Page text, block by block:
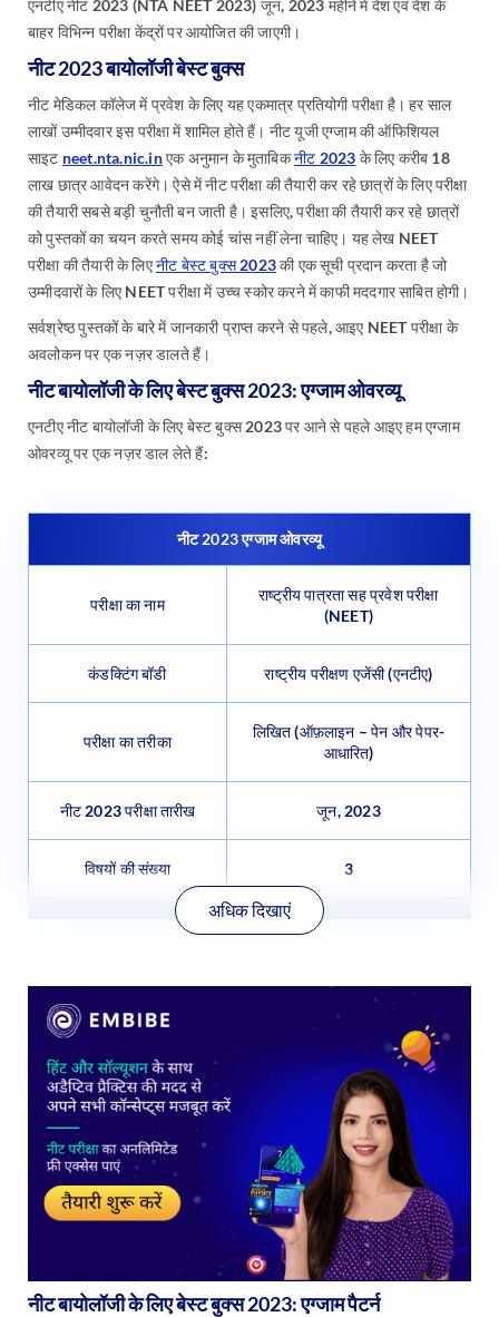
एनटीए नीट 2023 (NTA NEET 2023) जून, 2023 महीने में देश एवं देश के
बाहर विभिन्न परीक्षा केंद्रों पर आयोजित की जाएगी।
नीट 2023 बायोलॉजी बेस्ट बुक्स
नीट मेडिकल कॉलेज में प्रवेश के लिए यह एकमात्र प्रतियोगी परीक्षा है। हर साल
लाखों उम्मीदवार इस परीक्षा में शामिल होते हैं। नीट यूजी एग्जाम की ऑफिशियल
साइट neet.nta.nic.inएक अनुमान के मुताबिकनीट 2023 के लिए करीब 18
लाख छात्र आवेदन करेंगे। ऐसे में नीट परीक्षा की तैयारी कर रहे छात्रों के लिए परीक्षा
की तैयारी सबसे बड़ी चुनौती बन जाती है। इसलिए, परीक्षा की तैयारी कर रहे छात्रों
को पुस्तकों का चयन करते समय कोई चांस नहीं लेना चाहिए। यह लेख NEET
परीक्षा की तैयारी के लिएनीट बेस्ट बुक्स 2023की एक सूची प्रदान करता है जो
उम्मीदवारों के लिए NEET परीक्षा में उच्च स्कोर करने में काफी मददगार साबित होगी।
सर्वश्रेष्ठ पुस्तकों के बारे में जानकारी प्राप्त करने से पहले, आइए NEET परीक्षा के
अवलोकन पर एक नज़र डालते हैं।
नीट बायोलॉजी के लिए बेस्ट बुक्स 2023: एग्जाम ओवरव्यू
एनटीए नीट बायोलॉजी के लिए बेस्ट बुक्स 2023 पर आने से पहले आइए हम एग्जाम
ओवरव्यू पर एक नज़र डाल लेते हैं:
नीट 2023 एग्जाम ओवरव्यू
परीक्षा का नाम
राष्ट्रीय पात्रता सह प्रवेश परीक्षा
(NEET)
कंडक्टिंग बॉडी राष्ट्रीय परीक्षण एजेंसी (एनटीए)
परीक्षा का तरीका
लिखित (ऑफ़लाइन – पेन और पेपर-
आधारित)
नीट 2023 परीक्षा तारीख जून, 2023
विषयों की संख्या 3
अधिक दिखाएं
नीट बायोलॉजी के लिए बेस्ट बुक्स 2023: एग्जाम पैटर्न